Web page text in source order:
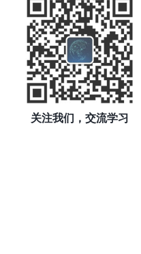
关注我们，交流学习